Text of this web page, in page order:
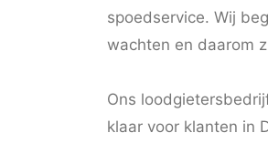
spoedservice. Wij
wachten en daarom
Ons
klaar voor klanten in